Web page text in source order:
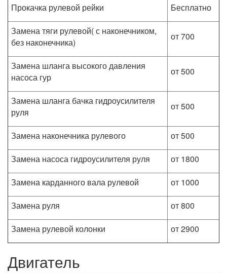
Прокачка рулевой рейки
Бесплатно
Замена тяги рулевой( с наконечником,
без наконечника)
от 700
Замена шланга высокого давления
насоса гур
от 500
Замена шланга бачка гидроусилителя
руля
от 500
Замена наконечника рулевого
от 500
Замена насоса гидроусилителя руля
от 1800
Замена карданного вала рулевой
от 1000
Замена руля
от 800
Замена рулевой колонки
от 2900
Двигатель